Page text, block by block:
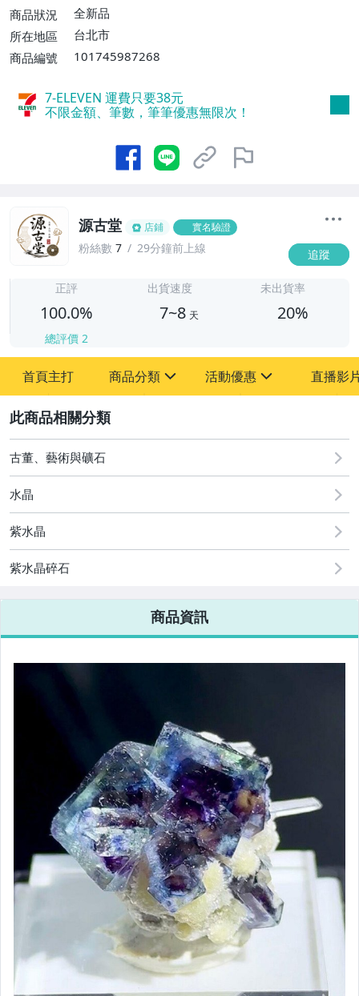
運費$60、滿5件或消費滿$1298免運
費】、宅配/貨運【單件運費$120、滿5件
商品狀況
全新品
所在地區
台北市
商品編號
101745987268
7-ELEVEN 運費只要38元
不限金額、筆數，筆筆優惠無限次！
源古堂 店鋪 實名驗證
粉絲數 7 29分鐘前上線 追蹤
正評
100.0%
總評價 2
出貨速度
7~8 天
未出貨率
20%
首頁主打 商品分類
其它
活動優惠
[全店] 周年慶
[全店] 粉絲專享
直播影
古董、藝術與礦石
水晶
紫水晶
紫水晶碎石
商品資訊